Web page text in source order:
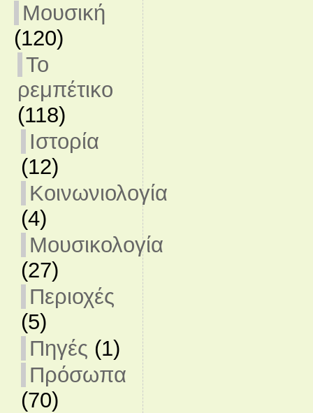
Μουσική
(120)
Το
ρεμπέτικο
(118)
Ιστορία
(12)
Κοινωνιολογία
(4)
Μουσικολογία
(27)
Περιοχές
(5)
Πηγές (1)
Πρόσωπα
(70)